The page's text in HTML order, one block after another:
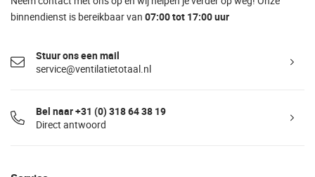
binnendienst is bereikbaar van 07:00 tot 17:00 uur
Stuur ons een mail
service@ventilatietotaal.nl
Bel naar +31 (0) 318 64 38 19
Direct antwoord